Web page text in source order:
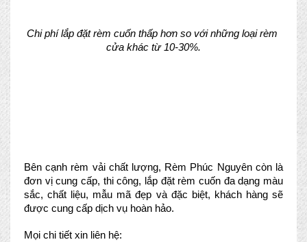
Chi phí lắp đặt rèm cuốn thấp hơn so với những loại rèm
cửa khác từ 10-30%.
Bên cạnh rèm vải chất lượng, Rèm Phúc Nguyên còn là
đơn vị cung cấp, thi công, lắp đặt rèm cuốn đa dạng màu
sắc, chất liệu, mẫu mã đẹp và đặc biệt, khách hàng sẽ
được cung cấp dịch vụ hoàn hảo.
Mọi chi tiết xin liên hệ: